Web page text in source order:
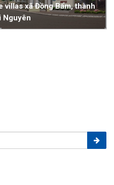
villas xã Đồng Bẩm, thành
Nguyên